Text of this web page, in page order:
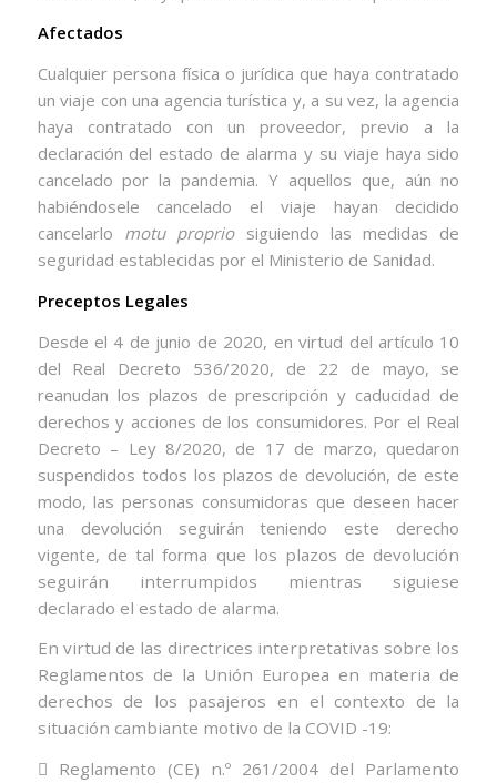
Afectados
Cualquier persona física o jurídica que haya contratado
un viaje con una agencia turística y, a su vez, la agencia
haya contratado con un proveedor, previo a la
declaración del estado de alarma y su viaje haya sido
cancelado por la pandemia. Y aquellos que, aún no
habiéndosele cancelado el viaje hayan decidido
cancelarlo motu proprio siguiendo las medidas de
seguridad establecidas por el Ministerio de Sanidad.
Preceptos Legales
Desde el 4 de junio de 2020, en virtud del artículo 10
del Real Decreto 536/2020, de 22 de mayo, se
reanudan los plazos de prescripción y caducidad de
derechos y acciones de los consumidores. Por el Real
Decreto – Ley 8/2020, de 17 de marzo, quedaron
suspendidos todos los plazos de devolución, de este
modo, las personas consumidoras que deseen hacer
una devolución seguirán teniendo este derecho
vigente, de tal forma que los plazos de devolución
seguirán interrumpidos mientras siguiese
declarado el estado de alarma.
En virtud de las directrices interpretativas sobre los
Reglamentos de la Unión Europea en materia de
derechos de los pasajeros en el contexto de la
situación cambiante motivo de la COVID -19:
 Reglamento (CE) n.º 261/2004 del Parlamento